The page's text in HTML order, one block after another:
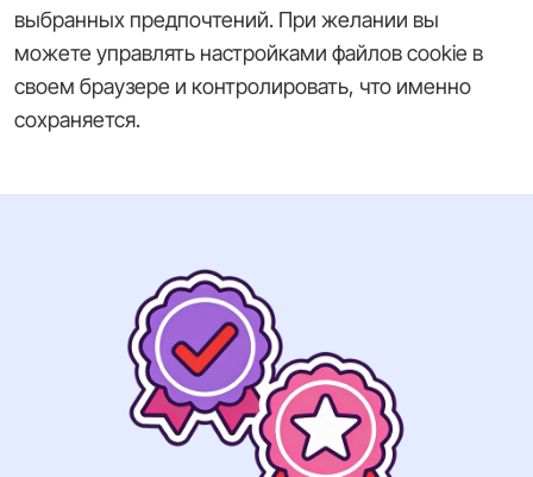
выбранных предпочтений. При желании вы
можете управлять настройками файлов cookie в
своем браузере и контролировать, что именно
сохраняется.